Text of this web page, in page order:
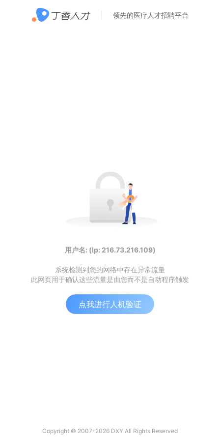
领先的医疗人才招聘平台
用户名: (Ip: 216.73.216.109)
系统检测到您的网络中存在异常流量
此网页用于确认这些流量是由您而不是自动程序触发
点我进行人机验证
Copyright © 2007-2026 DXY All Rights Reserved